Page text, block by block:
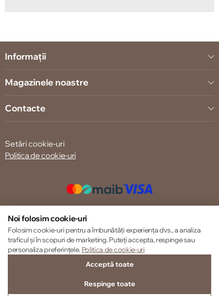
Informații
Magazinele noastre
Contacte
Setări cookie-uri
Politica de cookie-uri
© 2013 – 2026 ECOM
Noi folosim cookie-uri
Folosim cookie-uri pentru a îmbunătăți experiența dvs., a analiza
traficul și în scopuri de marketing. Puteți accepta, respinge sau
personaliza preferințele. Politica de cookie-uri
Acceptă toate
Respinge toate